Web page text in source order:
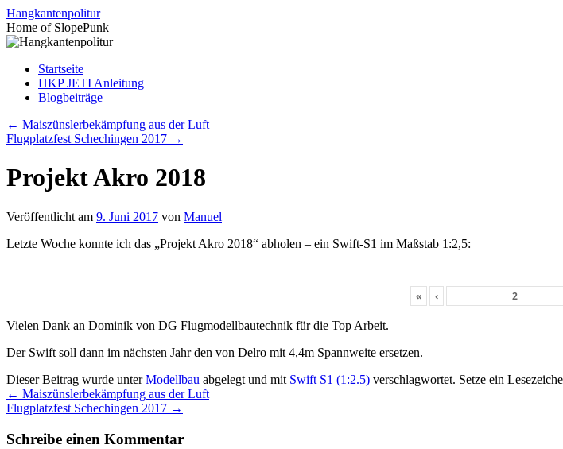
Zum
Inhalt
springen
Hangkantenpolitur
Home of SlopePunk
Startseite
HKP JETI Anleitung
Blogbeiträge
← Maiszünslerbekämpfung aus der Luft
Flugplatzfest Schechingen 2017 →
Projekt Akro 2018
Veröffentlicht am 9. Juni 2017 von Manuel
Letzte Woche konnte ich das „Projekt Akro 2018“ abholen – ein Swift-S1 im Maßstab 1:2,5:
« ‹
Vielen Dank an Dominik von DG Flugmodellbautechnik für die Top Arbeit.
Der Swift soll dann im nächsten Jahr den von Delro mit 4,4m Spannweite ersetzen.
Dieser Beitrag wurde unterModellbau abgelegt und mit Swift S1 (1:2.5) verschlagwortet. Setze ein
← Maiszünslerbekämpfung aus der Luft
Flugplatzfest Schechingen 2017 →
Schreibe einen Kommentar